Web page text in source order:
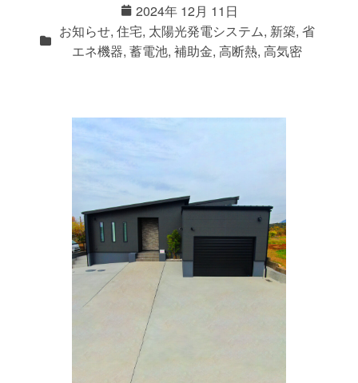
2024年 12月 11日
お知らせ, 住宅, 太陽光発電システム, 新築, 省
エネ機器, 蓄電池, 補助金, 高断熱, 高気密